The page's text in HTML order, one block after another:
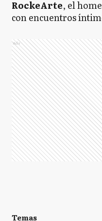
RockeArte, el
con encuentros
Ads
Temas